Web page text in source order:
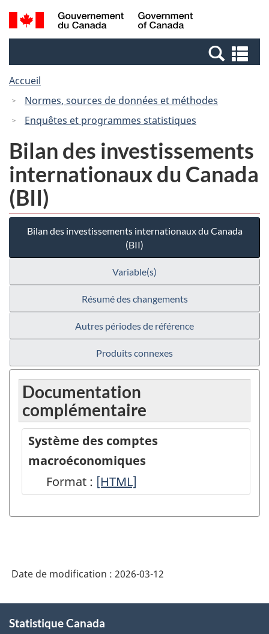
Passer
au
Passer
à
Canada
Recherche
et
et
Accueil
Normes, sources de données et méthodes
Enquêtes et programmes statistiques
Bilan des investissements
internationaux du Canada
(BII)
Bilan des investissements internationaux du Canada
(BII)
Variable(s)
Résumé des changements
Autres périodes de référence
Produits connexes
Documentation
complémentaire
Système des comptes
macroéconomiques
Format : Système
comptes
HTML
[HTML]
Date de modification : 2026-03-12
propos
Statistique Canada